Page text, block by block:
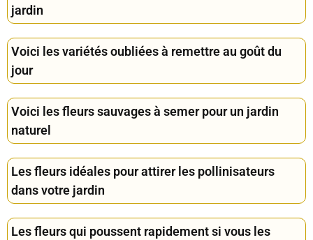
jardin
Voici les variétés oubliées à remettre au goût du
jour
Voici les fleurs sauvages à semer pour un jardin
naturel
Les fleurs idéales pour attirer les pollinisateurs
dans votre jardin
Les fleurs qui poussent rapidement si vous les